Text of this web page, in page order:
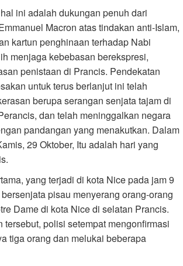
ini adalah dukungan penuh dari
Macron atas tindakan anti-Islam,
kartun penghinaan terhadap Nabi
menjaga kebebasan berekspresi,
penistaan ​​di Prancis. Pendekatan
untuk terus berlanjut ini telah
berupa serangan senjata tajam di
dan telah meninggalkan negara
pandangan yang menakutkan. Dalam
29 Oktober, Itu adalah hari yang
yang terjadi di kota Nice pada jam 9
pisau menyerang orang-orang
Dame di kota Nice di selatan Prancis.
tersebut, polisi setempat mengonfirmasi
tiga orang dan melukai beberapa